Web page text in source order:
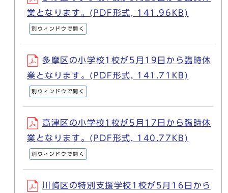
業となります。(PDF形式, 141.96KB)
別ウィンドウで開く
多摩区の小学校1校が5月19日から臨時休
業となります。(PDF形式, 141.71KB)
別ウィンドウで開く
高津区の小学校1校が5月17日から臨時休
業となります。(PDF形式, 140.77KB)
別ウィンドウで開く
川崎区の特別支援学校1校が5月16日から